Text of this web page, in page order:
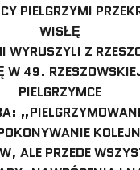
PIELGRZYMI
WISŁĘ
WYRUSZYLI Z
W 49.
PIELGRZYMCE
ALE PRZEDE